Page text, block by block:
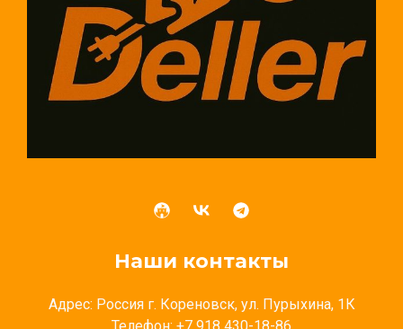
Наши контакты
Адрес: Россия г. Кореновск, ул. Пурыхина, 1К